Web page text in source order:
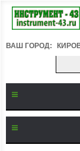
ВАШ ГОРОД: